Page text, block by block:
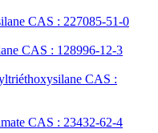
CAS : 227085-51-0
CAS : 128996-12-3
CAS :
CAS : 23432-62-4